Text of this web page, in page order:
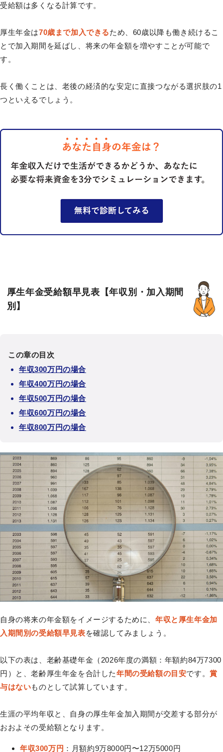
受給額は多くなる計算です。
厚生年金は70歳まで加入できるため、60歳以降も働き続けるこ
とで加入期間を延ばし、将来の年金額を増やすことが可能で
す。
長く働くことは、老後の経済的な安定に直接つながる選択肢の1
つといえるでしょう。
厚生年金受給額早見表【年収別・加入期間
別】
この章の目次
年収300万円の場合
年収400万円の場合
年収500万円の場合
年収600万円の場合
年収800万円の場合
自身の将来の年金額をイメージするために、 年収と厚生年金加
入期間別の受給額早見表を確認してみましょう。
以下の表は、老齢基礎年金（2026年度の満額：年額約84万7300
円）と、老齢厚生年金を合計した年間の受給額の目安です。 賞
与はないものとして試算しています。
生涯の平均年収と、自身の厚生年金加入期間が交差する部分が
おおよその受給額となります。
年収300万円 ：月額約9万8000円〜12万5000円